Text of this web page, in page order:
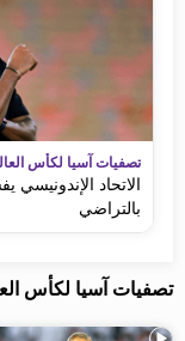
تصفيات آسيا لكأس
الاتحاد
بالتراضي
تصفيات آسيا لكأس